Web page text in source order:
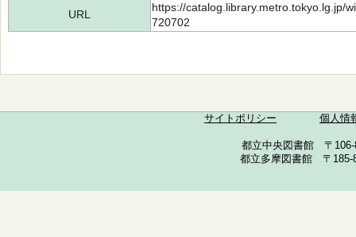
URL
https://catalog.library.metro.tokyo.lg.jp/
720702
サイトポリシー 個人情
都立中央図書館 〒
都立多摩図書館 〒185-